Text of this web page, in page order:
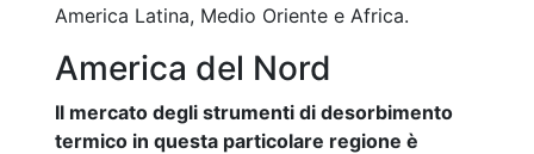
America Latina, Medio Oriente e Africa.
America del Nord
Il mercato degli strumenti di desorbimento
termico in questa particolare regione è